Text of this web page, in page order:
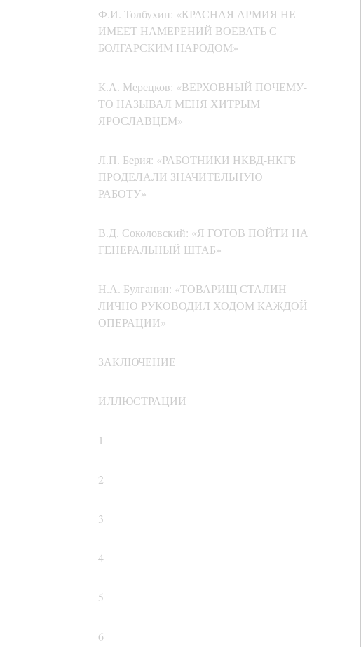
Ф.И. Толбухин: «КРАСНАЯ АРМИЯ НЕ
ИМЕЕТ НАМЕРЕНИЙ ВОЕВАТЬ С
БОЛГАРСКИМ НАРОДОМ»
К.А. Мерецков: «ВЕРХОВНЫЙ ПОЧЕМУ-
ТО НАЗЫВАЛ МЕНЯ ХИТРЫМ
ЯРОСЛАВЦЕМ»
Л.П. Берия: «РАБОТНИКИ НКВД-НКГБ
ПРОДЕЛАЛИ ЗНАЧИТЕЛЬНУЮ
РАБОТУ»
В.Д. Соколовский: «Я ГОТОВ ПОЙТИ НА
ГЕНЕРАЛЬНЫЙ ШТАБ»
Н.А. Булганин: «ТОВАРИЩ СТАЛИН
ЛИЧНО РУКОВОДИЛ ХОДОМ КАЖДОЙ
ОПЕРАЦИИ»
ЗАКЛЮЧЕНИЕ
ИЛЛЮСТРАЦИИ
1
2
3
4
5
6